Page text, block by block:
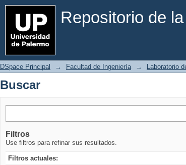
Repositorio de
Buscar
DSpace Principal → Facultad de Ingeniería → Laboratorio
Buscar
Filtros
Use filtros para refinar sus resultados.
Filtros actuales: